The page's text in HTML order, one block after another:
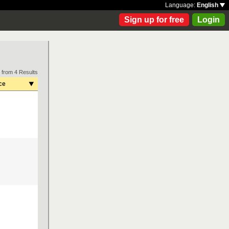
Language: English
Sign up for free Login
from 4 Results